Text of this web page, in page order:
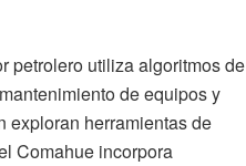
petrolero utiliza algoritmos de
de equipos y
exploran herramientas de
Comahue incorpora